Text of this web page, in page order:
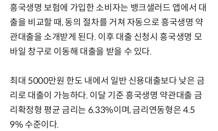
흥국생명 보험에 가입한 소비자는 뱅크샐러드 앱에서 대
출을 비교할 때, 동의 절차를 거쳐 자동으로 흥국생명 약
관대출을 소개받게 된다. 이후 대출 신청시 흥국생명 모
바일 창구로 이동해 대출을 받을 수 있다.
최대 5000만원 한도 내에서 일반 신용대출보다 낮은 금
리로 대출이 가능하다. 이달 기준 흥국생명 약관대출 금
리확정형 평균 금리는 6.33%이며, 금리연동형은 4.5
9% 수준이다.